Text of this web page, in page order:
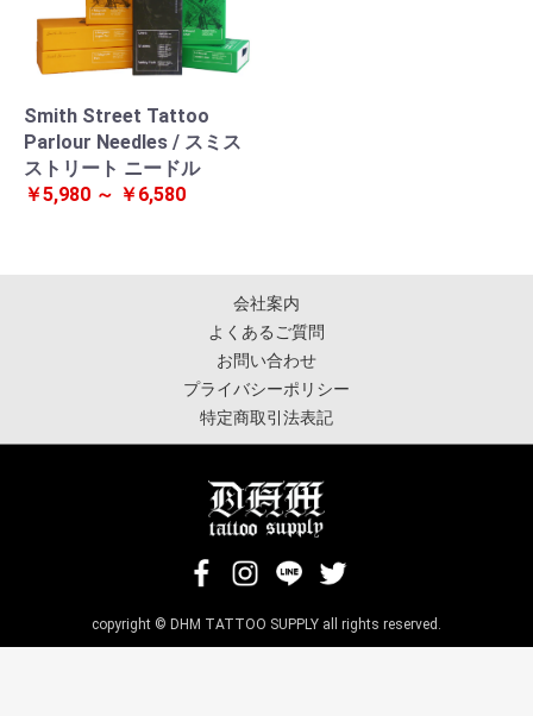
Smith Street Tattoo
Parlour Needles / スミス
ストリート ニードル
￥5,980 ～ ￥6,580
会社案内
よくあるご質問
お問い合わせ
プライバシーポリシー
特定商取引法表記
copyright © DHM TATTOO SUPPLY all rights reserved.